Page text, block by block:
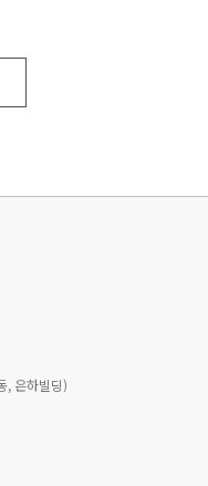
, 은하빌딩)